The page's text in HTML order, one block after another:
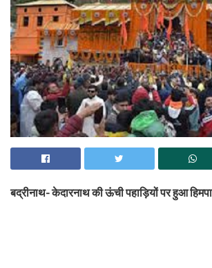
बद्रीनाथ- केदारनाथ की ऊंची पहाड़ियों पर हुआ